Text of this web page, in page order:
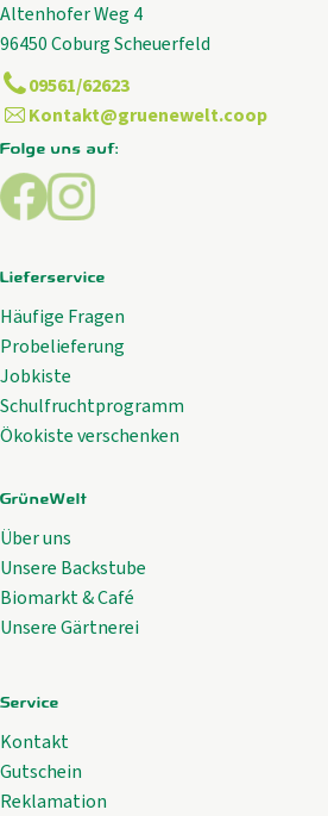
Altenhofer Weg 4
96450 Coburg Scheuerfeld
09561/62623
Kontakt@gruenewelt.coop
Folge uns auf:
Externer Link zu https://
Externer Link zu https://
Lieferservice
Häufige Fragen
Probelieferung
Jobkiste
Schulfruchtprogramm
Ökokiste verschenken
GrüneWelt
Über uns
Unsere Backstube
Biomarkt & Café
Unsere Gärtnerei
Service
Kontakt
Gutschein
Reklamation